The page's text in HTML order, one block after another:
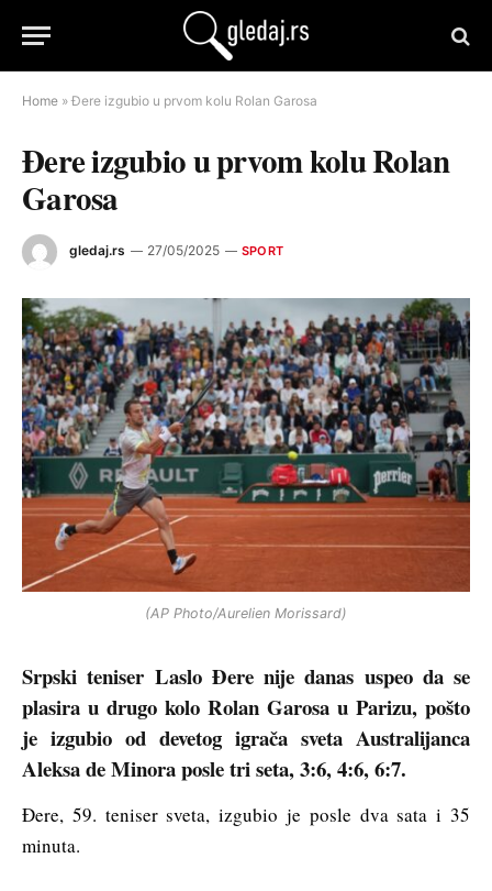
Home »Đere izgubio u prvom kolu Rolan Garosa
Đere izgubio u prvom kolu Rolan
Garosa
gledaj.rs 27/05/2025 SPORT
(AP Photo/Aurelien Morissard)
Srpski teniser Laslo Đere nije danas uspeo da se
plasira u drugo kolo Rolan Garosa u Parizu, pošto
je izgubio od devetog igrača sveta Australijanca
Aleksa de Minora posle tri seta, 3:6, 4:6, 6:7.
Đere, 59. teniser sveta, izgubio je posle dva sata i 35
minuta.